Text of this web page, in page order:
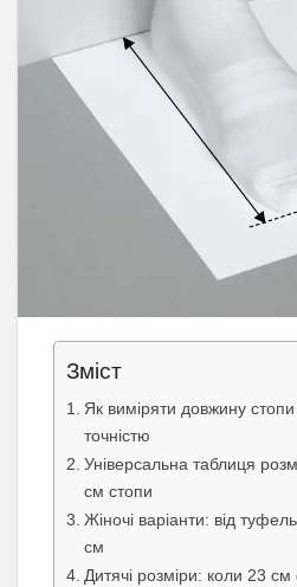
Зміст
Як виміряти довжину
точністю
Універсальна таблиця
см стопи
Жіночі варіанти: від
см
Дитячі розміри: коли 23 см